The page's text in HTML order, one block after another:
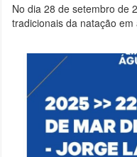
No dia 28 de setembro de
tradicionais da natação